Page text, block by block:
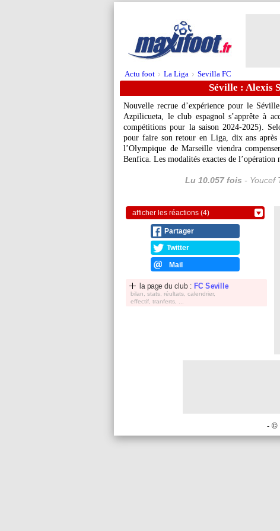
Actu foot > La Liga > Sevilla FC
Séville : Alexis
Nouvelle recrue d’expérience pour le
Azpilicueta, le club espagnol s’apprête à
compétitions pour la saison 2024-2025).
pour faire son retour en Liga, dix ans après
l’Olympique de Marseille viendra
Benfica. Les modalités exactes de l’opération
Lu 10.057 fois - Youcef
afficher les réactions (4)
Partager
Twitter
Mail
la page du club : FC Seville
bilan, stats, réultats, calendrier,
effectif, tranferts, ...
- ©